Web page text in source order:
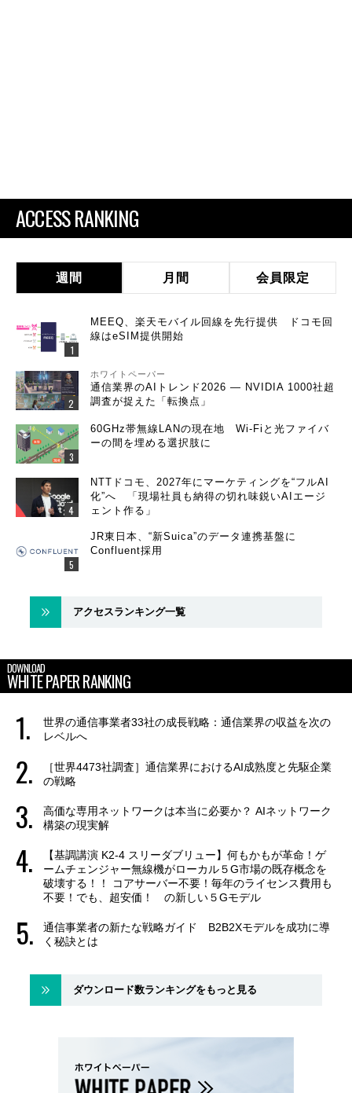
ACCESS RANKING
週間 月間 会員限定
MEEQ、楽天モバイル回線を先行提供 ドコモ回
線はeSIM提供開始
ホワイトペーパー
通信業界のAIトレンド2026 ― NVIDIA 1000社超
調査が捉えた「転換点」
60GHz帯無線LANの現在地 Wi-Fiと光ファイバ
ーの間を埋める選択肢に
NTTドコモ、2027年にマーケティングを“フルAI
化”へ 「現場社員も納得の切れ味鋭いAIエージ
ェント作る」
JR東日本、“新Suica”のデータ連携基盤に
Confluent採用
アクセスランキング一覧
DOWNLOAD
WHITE PAPER RANKING
世界の通信事業者33社の成長戦略：通信業界の収益を次の
レベルへ
［世界4473社調査］通信業界におけるAI成熟度と先駆企業
の戦略
高価な専用ネットワークは本当に必要か？ AIネットワーク
構築の現実解
【基調講演 K2-4 スリーダブリュー】何もかもが革命！ゲ
ームチェンジャー無線機がローカル５G市場の既存概念を
破壊する！！ コアサーバー不要！毎年のライセンス費用も
不要！でも、超安価！ の新しい５Gモデル
通信事業者の新たな戦略ガイド B2B2Xモデルを成功に導
く秘訣とは
ダウンロード数ランキングをもっと見る